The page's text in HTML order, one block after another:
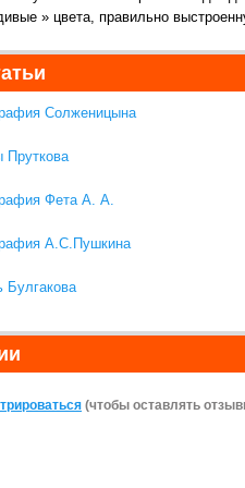
» цвета, правильно
Солженицына
Фета А. А.
А.С.Пушкина
Булгакова
(чтобы оставлять